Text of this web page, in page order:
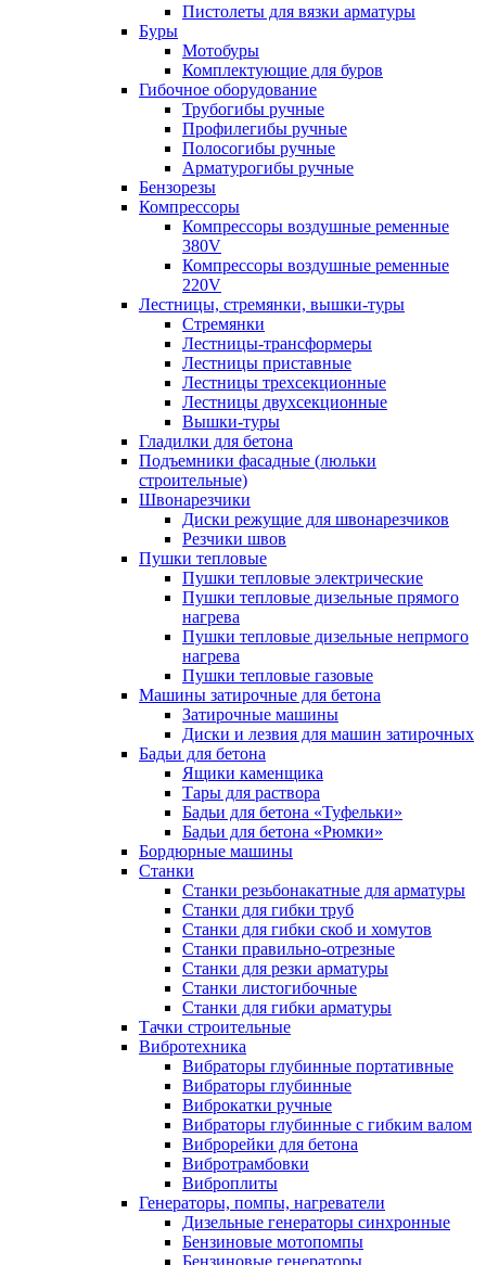
Пистолеты для вязки арматуры
Буры
Мотобуры
Комплектующие для буров
Гибочное оборудование
Трубогибы ручные
Профилегибы ручные
Полосогибы ручные
Арматурогибы ручные
Бензорезы
Компрессоры
Компрессоры воздушные ременные
380V
Компрессоры воздушные ременные
220V
Лестницы, стремянки, вышки-туры
Стремянки
Лестницы-трансформеры
Лестницы приставные
Лестницы трехсекционные
Лестницы двухсекционные
Вышки-туры
Гладилки для бетона
Подъемники фасадные (люльки
строительные)
Швонарезчики
Диски режущие для швонарезчиков
Резчики швов
Пушки тепловые
Пушки тепловые электрические
Пушки тепловые дизельные прямого
нагрева
Пушки тепловые дизельные непрмого
нагрева
Пушки тепловые газовые
Машины затирочные для бетона
Затирочные машины
Диски и лезвия для машин затирочных
Бадьи для бетона
Ящики каменщика
Тары для раствора
Бадьи для бетона «Туфельки»
Бадьи для бетона «Рюмки»
Бордюрные машины
Станки
Станки резьбонакатные для арматуры
Станки для гибки труб
Станки для гибки скоб и хомутов
Станки правильно-отрезные
Станки для резки арматуры
Станки листогибочные
Станки для гибки арматуры
Тачки строительные
Вибротехника
Вибраторы глубинные портативные
Вибраторы глубинные
Виброкатки ручные
Вибраторы глубинные с гибким валом
Виброрейки для бетона
Вибротрамбовки
Виброплиты
Генераторы, помпы, нагреватели
Дизельные генераторы синхронные
Бензиновые мотопомпы
Бензиновые генераторы